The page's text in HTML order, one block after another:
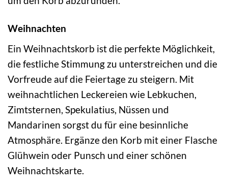
Weihnachten
Ein Weihnachtskorb ist die perfekte Möglichkeit,
die festliche Stimmung zu unterstreichen und die
Vorfreude auf die Feiertage zu steigern. Mit
weihnachtlichen Leckereien wie Lebkuchen,
Zimtsternen, Spekulatius, Nüssen und
Mandarinen sorgst du für eine besinnliche
Atmosphäre. Ergänze den Korb mit einer Flasche
Glühwein oder Punsch und einer schönen
Weihnachtskarte.